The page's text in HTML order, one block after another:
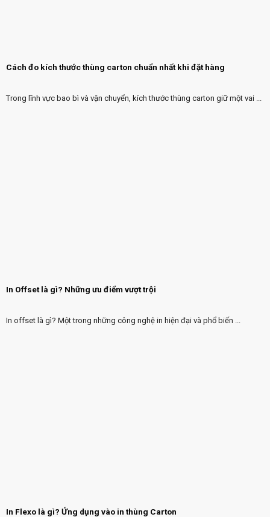
Cách đo kích thước thùng carton chuẩn nhất khi đặt hàng
Trong lĩnh vực bao bì và vận chuyển, kích thước thùng carton giữ một vai ...
In Offset là gì? Những ưu điểm vượt trội
In offset là gì? Một trong những công nghệ in hiện đại và phổ biến ...
In Flexo là gì? Ứng dụng vào in thùng Carton